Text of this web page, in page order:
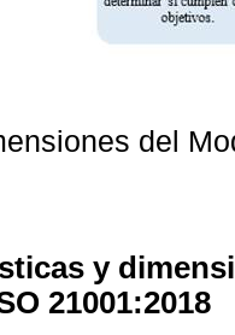
del
y
21001:2018